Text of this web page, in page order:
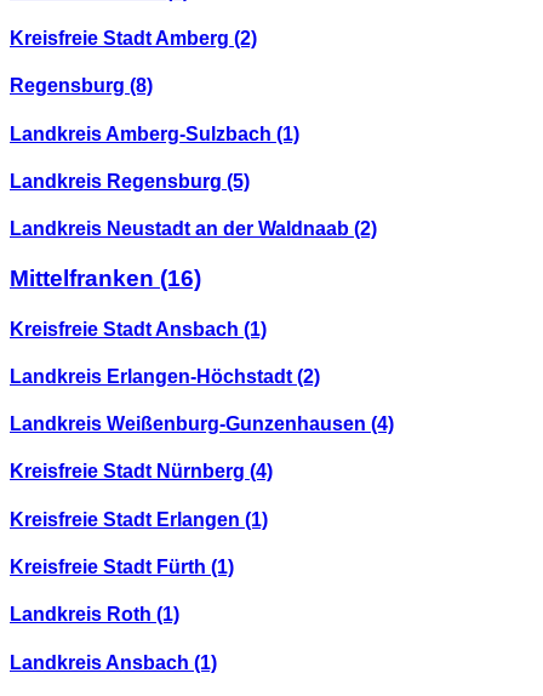
Kreisfreie Stadt Amberg (2)
Regensburg (8)
Landkreis Amberg-Sulzbach (1)
Landkreis Regensburg (5)
Landkreis Neustadt an der Waldnaab (2)
Mittelfranken (16)
Kreisfreie Stadt Ansbach (1)
Landkreis Erlangen-Höchstadt (2)
Landkreis Weißenburg-Gunzenhausen (4)
Kreisfreie Stadt Nürnberg (4)
Kreisfreie Stadt Erlangen (1)
Kreisfreie Stadt Fürth (1)
Landkreis Roth (1)
Landkreis Ansbach (1)